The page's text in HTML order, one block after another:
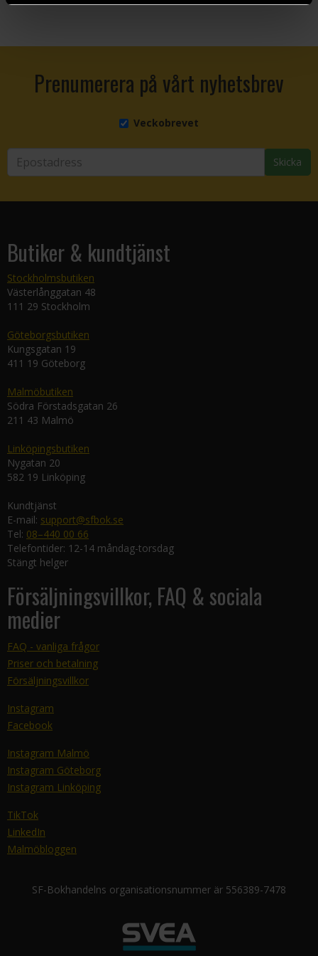
Prenumerera på vårt nyhetsbrev
Veckobrevet
Skicka
Butiker & kundtjänst
Stockholmsbutiken
Västerlånggatan 48
111 29 Stockholm
Göteborgsbutiken
Kungsgatan 19
411 19 Göteborg
Malmöbutiken
Södra Förstadsgatan 26
211 43 Malmö
Linköpingsbutiken
Nygatan 20
582 19 Linköping
Kundtjänst
E-mail: support@sfbok.se
Tel: 08–440 00 66
Telefontider: 12-14 måndag-torsdag
Stängt helger
Försäljningsvillkor, FAQ & sociala
medier
FAQ - vanliga frågor
Priser och betalning
Försäljningsvillkor
Instagram
Facebook
Instagram Malmö
Instagram Göteborg
Instagram Linköping
TikTok
LinkedIn
Malmöbloggen
SF-Bokhandelns organisationsnummer är 556389-7478